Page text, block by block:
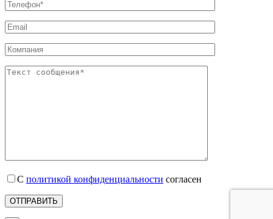
С политикой конфиденциальности согласен